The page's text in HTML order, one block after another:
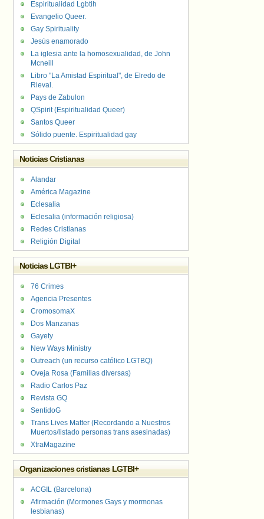
Espiritualidad Lgbtih
Evangelio Queer.
Gay Spirituality
Jesús enamorado
La iglesia ante la homosexualidad, de John
Mcneill
Libro "La Amistad Espiritual", de Elredo de
Rieval.
Pays de Zabulon
QSpirit (Espiritualidad Queer)
Santos Queer
Sólido puente. Espiritualidad gay
Noticias Cristianas
Alandar
América Magazine
Eclesalia
Eclesalia (información religiosa)
Redes Cristianas
Religión Digital
Noticias LGTBI+
76 Crimes
Agencia Presentes
CromosomaX
Dos Manzanas
Gayety
New Ways Ministry
Outreach (un recurso católico LGTBQ)
Oveja Rosa (Familias diversas)
Radio Carlos Paz
Revista GQ
SentidoG
Trans Lives Matter (Recordando a Nuestros
Muertos/listado personas trans asesinadas)
XtraMagazine
Organizaciones cristianas LGTBI+
ACGIL (Barcelona)
Afirmación (Mormones Gays y mormonas
lesbianas)